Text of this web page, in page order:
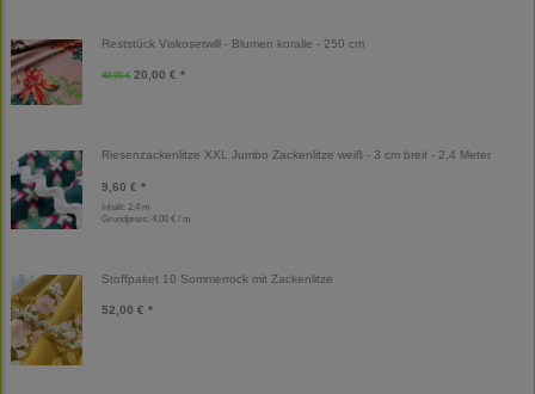
Reststück Viskosetwill - Blumen koralle - 250 cm
40,00 € 20,00 € *
Riesenzackenlitze XXL Jumbo Zackenlitze weiß - 3 cm breit - 2,4 Meter
9,60 € *
Inhalt: 2,4 m
Grundpreis: 4,00 € / m
Stoffpaket 10 Sommerrock mit Zackenlitze
52,00 € *